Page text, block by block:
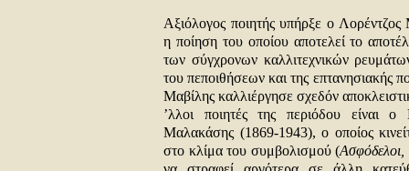
Αξιόλογος ποιητής υπήρξε ο
η ποίηση του οποίου αποτελεί το
των σύγχρονων καλλιτεχνικών
του πεποιθήσεων και της επτανησιακής
Μαβίλης καλλιέργησε σχεδόν
’λλοι ποιητές της περιόδου είναι ο
Μαλακάσης (1869-1943), ο οποίος
στο κλίμα του συμβολισμού (Ασφόδελοι,